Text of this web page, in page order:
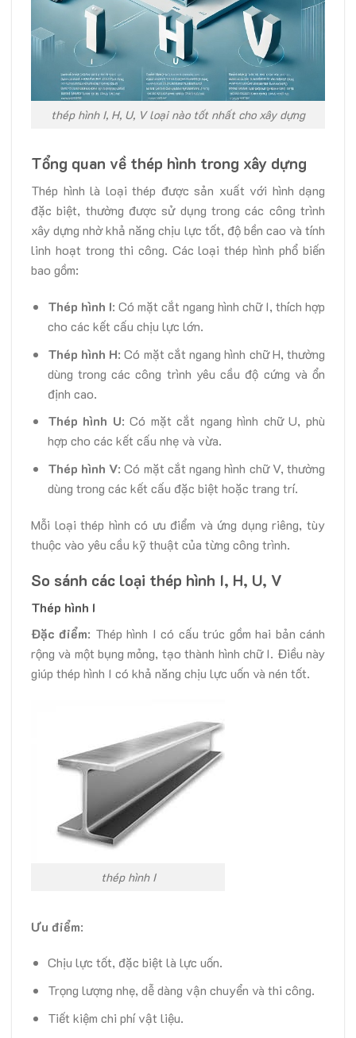
thép hình I, H, U, V loại nào tốt nhất cho xây dựng
Tổng quan về thép hình trong xây dựng
Thép hình là loại thép được sản xuất với hình dạng
đặc biệt, thường được sử dụng trong các công trình
xây dựng nhờ khả năng chịu lực tốt, độ bền cao và tính
linh hoạt trong thi công. Các loại thép hình phổ biến
bao gồm:
Thép hình I: Có mặt cắt ngang hình chữ I, thích hợp
cho các kết cấu chịu lực lớn.
Thép hình H: Có mặt cắt ngang hình chữ H, thường
dùng trong các công trình yêu cầu độ cứng và ổn
định cao.
Thép hình U: Có mặt cắt ngang hình chữ U, phù
hợp cho các kết cấu nhẹ và vừa.
Thép hình V: Có mặt cắt ngang hình chữ V, thường
dùng trong các kết cấu đặc biệt hoặc trang trí.
Mỗi loại thép hình có ưu điểm và ứng dụng riêng, tùy
thuộc vào yêu cầu kỹ thuật của từng công trình.
So sánh các loại thép hình I, H, U, V
Thép hình I
Đặc điểm: Thép hình I có cấu trúc gồm hai bản cánh
rộng và một bụng mỏng, tạo thành hình chữ I. Điều này
giúp thép hình I có khả năng chịu lực uốn và nén tốt.
thép hình I
Ưu điểm:
Chịu lực tốt, đặc biệt là lực uốn.
Trọng lượng nhẹ, dễ dàng vận chuyển và thi công.
Tiết kiệm chi phí vật liệu.